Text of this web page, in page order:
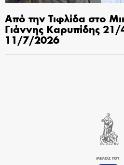
Από την Τιφλίδα στο
Γιάννης Καρυπίδης
11/7/2026